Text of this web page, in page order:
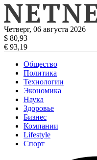
Четверг, 06 августа 2026
$ 80,93
€ 93,19
Общество
Политика
Технологии
Экономика
Наука
Здоровье
Бизнес
Компании
Lifestyle
Спорт